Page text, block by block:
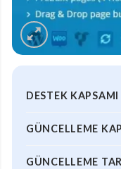
DESTEK KAPSAMI
GÜNCELLEME
GÜNCELLEME